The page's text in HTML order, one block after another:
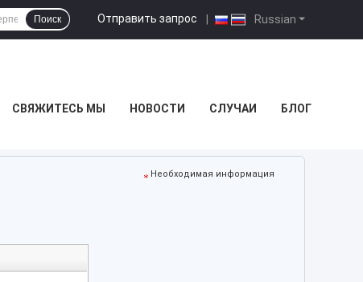
Russian
Отправить запрос |
Поиск
СВЯЖИТЕСЬ МЫ НОВОСТИ СЛУЧАИ БЛОГ
Необходимая информация